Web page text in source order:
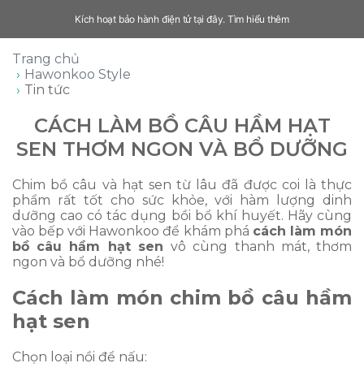
Kích hoạt bảo hành điện tử tại đây. Tìm hiểu thêm
Trang chủ
Hawonkoo Style
Tin tức
CÁCH LÀM BỒ CÂU HẦM HẠT
SEN THƠM NGON VÀ BỔ DƯỠNG
Chim bồ câu và hạt sen từ lâu đã được coi là thực
phẩm rất tốt cho sức khỏe, với hàm lượng dinh
dưỡng cao có tác dụng bồi bổ khí huyết. Hãy cùng
vào bếp với Hawonkoo để khám phá cách làm món
bồ câu hầm hạt senvô cùng thanh mát, thơm
ngon và bổ dưỡng nhé!
Cách làm món chim bồ câu hầm
hạt sen
Chọn loại nồi để nấu: